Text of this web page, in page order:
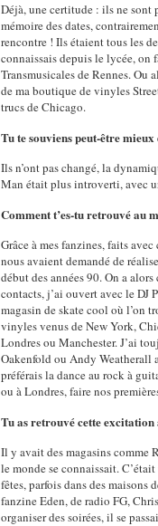
Déjà, une certitude : ils ne sont
mémoire des dates,
rencontre ! Ils étaient tous les
connaissais depuis le lycée, on
Transmusicales de Rennes. Ou
de ma boutique de vinyles
trucs de Chicago.
Tu te souviens peut-être
Ils n’ont pas changé, la
Man était plus introverti, avec
Comment t’es-tu retrouvé au
Grâce à mes fanzines, faits
nous avaient demandé de
début des années 90. On a
contacts, j’ai ouvert avec le DJ
magasin de skate cool où l’on
vinyles venus de New York,
Londres ou Manchester. J’ai
Oakenfold ou Andy Weatherall
préférais la dance au rock à
ou à Londres, faire nos
Tu as retrouvé cette excitation
Il y avait des magasins comme
le monde se connaissait.
fêtes, parfois dans des maisons
fanzine Eden, de radio FG,
organiser des soirées, il se